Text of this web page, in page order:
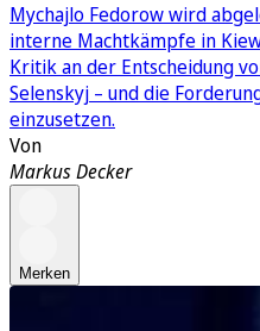
Mychajlo Fedorow wird
interne Machtkämpfe in
Kritik an der Entscheidung
Selenskyj – und die
einzusetzen.
Von
Markus Decker
Merken